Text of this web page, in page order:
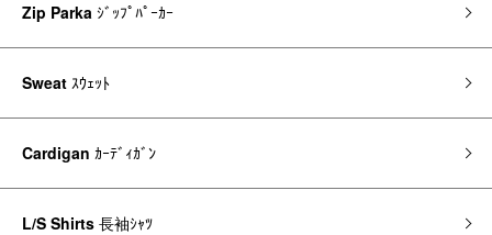
Zip Parka ｼﾞｯﾌﾟﾊﾟｰｶｰ
Sweat ｽｳｪｯﾄ
Cardigan ｶｰﾃﾞｨｶﾞﾝ
L/S Shirts 長袖ｼｬﾂ